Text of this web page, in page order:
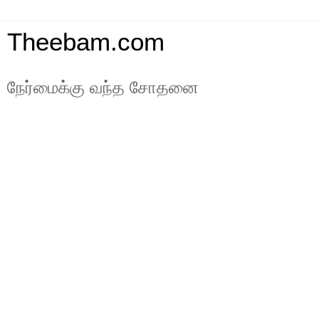
Theebam.com
நேர்மைக்கு வந்த சோதனை